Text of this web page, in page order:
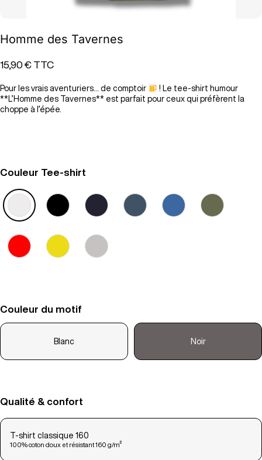
Homme des Tavernes
15,90 € TTC
Pour les vrais aventuriers… de comptoir
! Le tee-shirt humour
**L’Homme des Tavernes** est parfait pour ceux qui préfèrent la
choppe à l’épée.
Couleur Tee-shirt
Couleur du motif
Blanc Noir
Qualité & confort
T-shirt classique 160
100% coton doux et résistant 160 g/m²